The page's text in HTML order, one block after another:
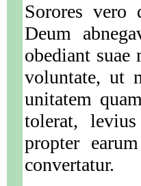
Sorores vero
Deum
obediant
voluntate, ut
unitatem
tolerat,
propter
convertatur.